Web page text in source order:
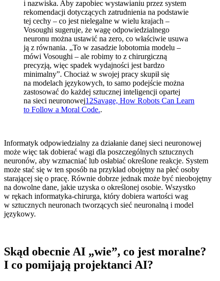
i nazwiska. Aby zapobiec wystawianiu przez system
rekomendacji dotyczących zatrudnienia na podstawie
tej cechy – co jest nielegalne w wielu krajach –
Vosoughi sugeruje, że wagę odpowiedzialnego
neuronu można ustawić na zero, co właściwie usuwa
ją z równania. „To w zasadzie lobotomia modelu –
mówi Vosoughi – ale robimy to z chirurgiczną
precyzją, więc spadek wydajności jest bardzo
minimalny”. Chociaż w swojej pracy skupił się
na modelach językowych, to samo podejście można
zastosować do każdej sztucznej inteligencji opartej
na sieci neuronowej12Savage, How Robots Can Learn
to Follow a Moral Code..
Informatyk odpowiedzialny za działanie danej sieci neuronowej
może więc tak dobierać wagi dla poszczególnych sztucznych
neuronów, aby wzmacniać lub osłabiać określone reakcje. System
może stać się w ten sposób na przykład obojętny na płeć osoby
starającej się o pracę. Równie dobrze jednak może być nieobojętny
na dowolne dane, jakie uzyska o określonej osobie. Wszystko
w rękach informatyka-chirurga, który dobiera wartości wag
w sztucznych neuronach tworzących sieć neuronalną i model
językowy.
Skąd obecnie AI „wie”, co jest moralne?
I co pomijają projektanci AI?